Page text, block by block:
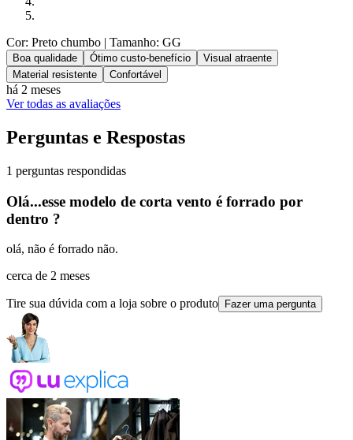
Cor: Preto chumbo | Tamanho: GG
Boa qualidade Ótimo custo-benefício
Visual atraente
Material resistente
Confortável
há 2 meses
Ver todas as avaliações
Perguntas e Respostas
1 perguntas respondidas
Olá...esse modelo de corta vento é forrado por
dentro ?
olá, não é forrado não.
cerca de 2 meses
Tire sua dúvida com a loja sobre o produto Fazer uma pergunta